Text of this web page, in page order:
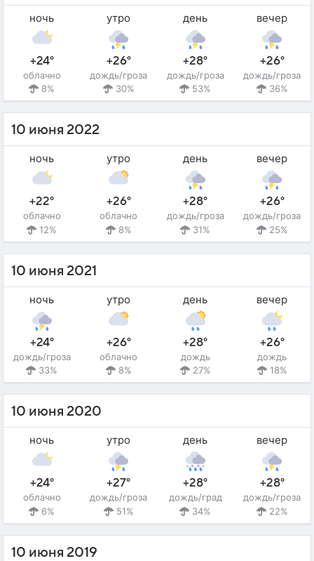
ночь
+24°
облачно
8%
утро
+26°
дождь/гроза
30%
день
+28°
дождь/гроза
53%
вечер
+26°
дождь/гроза
36%
10 июня 2022
ночь
+22°
облачно
12%
утро
+26°
облачно
8%
день
+28°
дождь/гроза
31%
вечер
+26°
дождь/гроза
25%
10 июня 2021
ночь
+24°
дождь/гроза
33%
утро
+26°
облачно
8%
день
+28°
дождь
27%
вечер
+26°
дождь
18%
10 июня 2020
ночь
+24°
облачно
6%
утро
+27°
дождь/гроза
51%
день
+28°
дождь/град
34%
вечер
+28°
дождь/гроза
22%
10 июня 2019